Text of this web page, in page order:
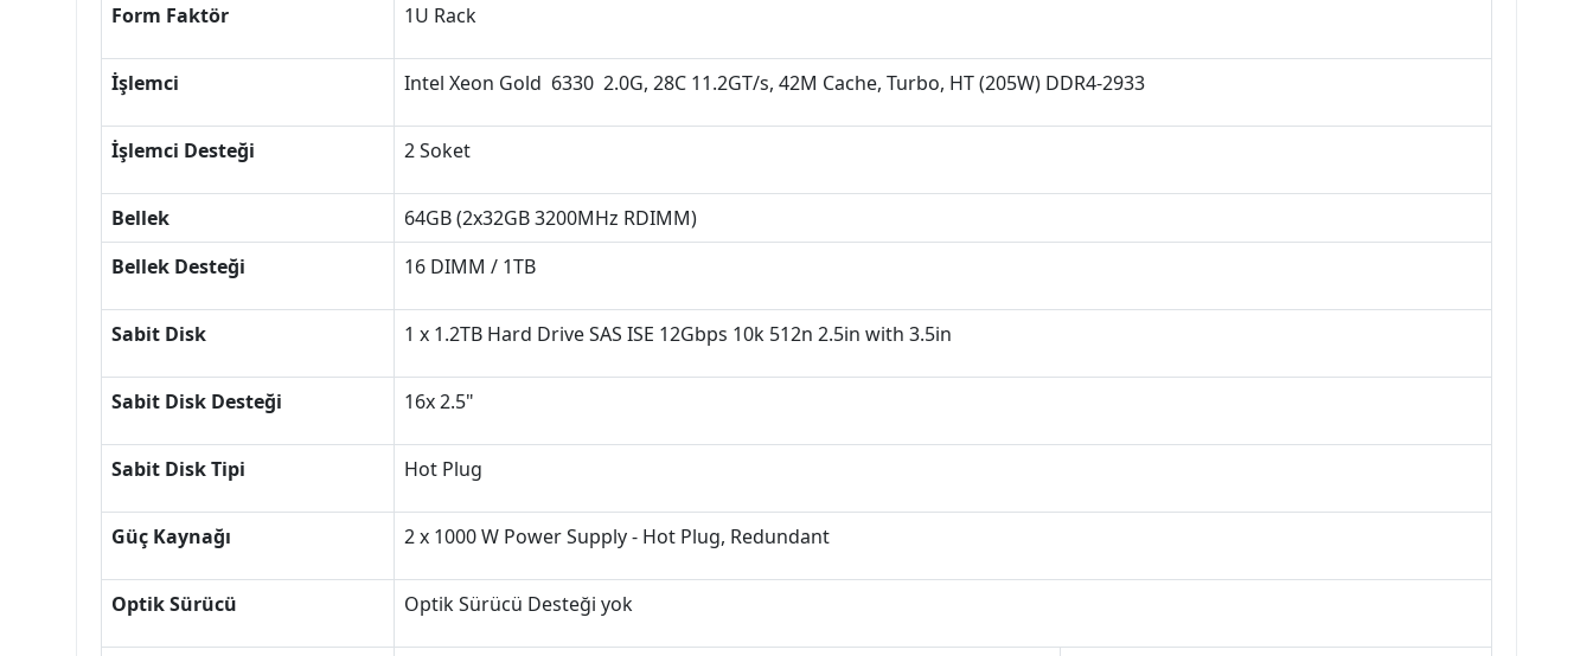
Form Faktör
1U Rack
İşlemci Intel Xeon Gold 6330 2.0G, 28C 11.2GT/s, 42M Cache, Turbo, HT (205W) DDR4-2933
İşlemci Desteği 2 Soket
Bellek
64GB (2x32GB 3200MHz RDIMM)
Bellek Desteği
16 DIMM / 1TB
Sabit Disk 1 x 1.2TB Hard Drive SAS ISE 12Gbps 10k 512n 2.5in with 3.5in
Sabit Disk Desteği 16x 2.5"
Sabit Disk Tipi Hot Plug
Güç Kaynağı 2 x 1000 W Power Supply - Hot Plug, Redundant
Optik Sürücü Optik Sürücü Desteği yok